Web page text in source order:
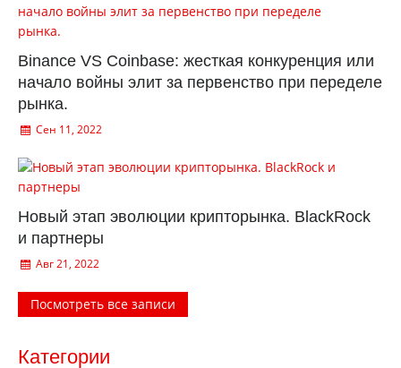
Binance VS Coinbase: жесткая конкуренция или
начало войны элит за первенство при переделе
рынка.
Сен 11, 2022
Новый этап эволюции крипторынка. BlackRock
и партнеры
Авг 21, 2022
Посмотреть все записи
Категории